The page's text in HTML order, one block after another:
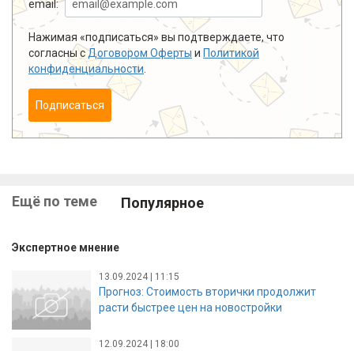
email:
Нажимая «подписаться» вы подтверждаете, что
согласны сДоговором Оферты и Политикой
конфиденциальности
Подписаться
Ещё по теме Популярное
Экспертное мнение
13.09.2024 | 11:15
Прогноз: Стоимость вторички продолжит
расти быстрее цен на новостройки
12.09.2024 | 18:00